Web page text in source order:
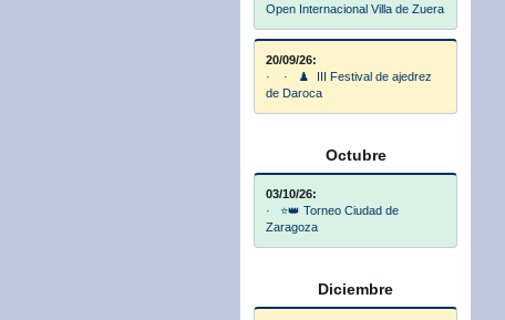
Open Internacional Villa de Zuera
20/09/26:
· · ♟️ III Festival de ajedrez
de Daroca
Octubre
03/10/26:
· ⭐👑 Torneo Ciudad de
Zaragoza
Diciembre